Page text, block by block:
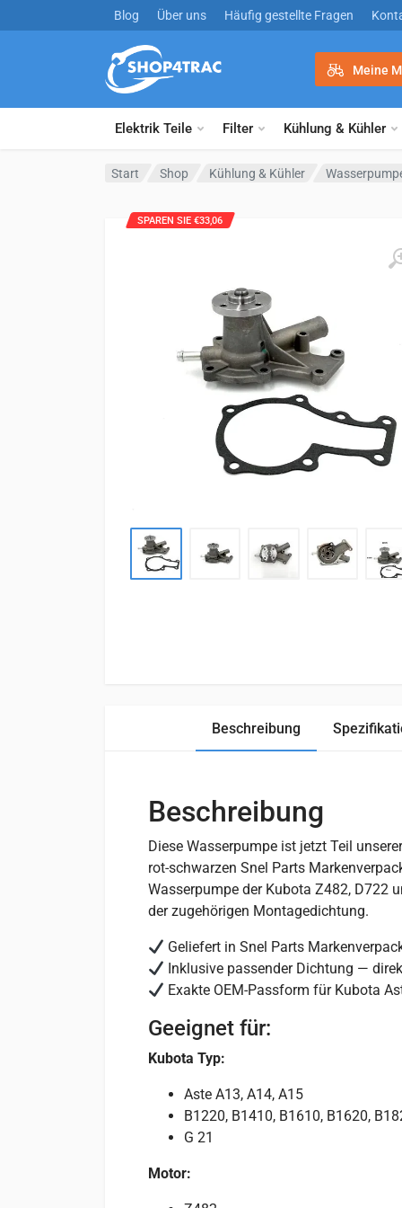
Zum Inhalt springenBlog Über uns Häufig gestellte Fragen
Elektrik Teile Filter Kühlung & Kühler
Meine
Start Shop Kühlung & Kühler
SPAREN SIE €33,06
Beschreibung
Beschreibung
Diese Wasserpumpe ist jetzt Teil
rot-schwarzen Snel Parts
Wasserpumpe der Kubota Z482, D722
der zugehörigen Montagedichtung.
Geliefert in Snel Parts
Inklusive passender Dichtung —
Exakte OEM-Passform für Kubota
Geeignet für:
Kubota Typ:
Aste A13, A14, A15
B1220, B1410, B1610, B1620,
G 21
Motor: